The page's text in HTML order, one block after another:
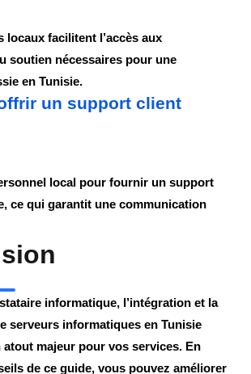
locaux facilitent l’accès aux
soutien nécessaires pour une
en Tunisie.
un support client
local pour fournir un support
ce qui garantit une communication
informatique, l’intégration et la
serveurs informatiques en Tunisie
atout majeur pour vos services. En
de ce guide, vous pouvez améliorer